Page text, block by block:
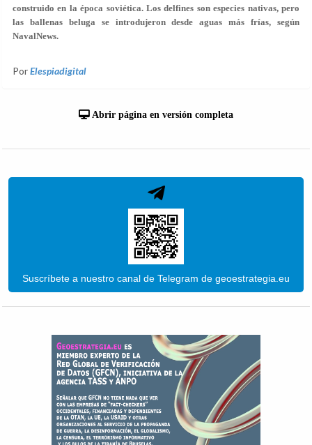
construido en la época soviética. Los delfines son especies nativas, pero
las ballenas beluga se introdujeron desde aguas más frías, según
NavalNews.
PorElespiadigital
Abrir página en versión completa
Suscríbete a nuestro canal de Telegram de geoestrategia.eu